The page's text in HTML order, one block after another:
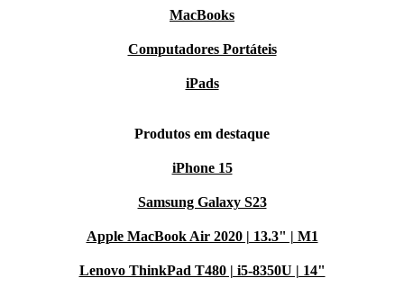
MacBooks
Computadores Portáteis
iPads
Produtos em destaque
iPhone 15
Samsung Galaxy S23
Apple MacBook Air 2020 | 13.3" | M1
Lenovo ThinkPad T480 | i5-8350U | 14"